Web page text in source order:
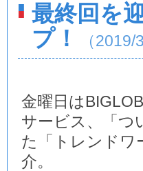
最終回を
プ！
（2019/
金曜日は
サービス、「つ
た「トレンドワ
介。